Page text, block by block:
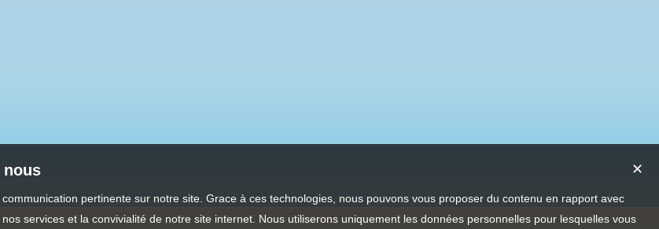
✕
nous
pertinente sur notre site. Grace à ces technologies, nous pouvons vous proposer du contenu en rapport avec
services et la convivialité de notre site internet. Nous utiliserons uniquement les données personnelles pour lesquelles vous